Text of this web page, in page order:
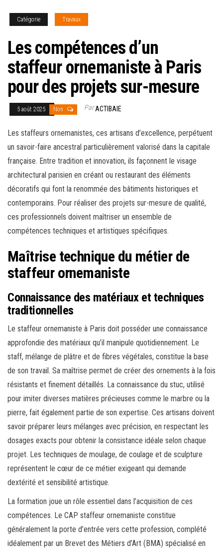
Catégorie Travaux
Les compétences d’un
staffeur ornemaniste à Paris
pour des projets sur-mesure
5 août 2025 Non ParACTIBAIE
Les staffeurs ornemanistes, ces artisans d’excellence, perpétuent
un savoir-faire ancestral particulièrement valorisé dans la capitale
française. Entre tradition et innovation, ils façonnent le visage
architectural parisien en créant ou restaurant des éléments
décoratifs qui font la renommée des bâtiments historiques et
contemporains. Pour réaliser des projets sur-mesure de qualité,
ces professionnels doivent maîtriser un ensemble de
compétences techniques et artistiques spécifiques.
Maîtrise technique du métier de
staffeur ornemaniste
Connaissance des matériaux et techniques
traditionnelles
Le staffeur ornemaniste à Paris doit posséder une connaissance
approfondie des matériaux qu’il manipule quotidiennement. Le
staff, mélange de plâtre et de fibres végétales, constitue la base
de son travail. Sa maîtrise permet de créer des ornements à la fois
résistants et finement détaillés. La connaissance du stuc, utilisé
pour imiter diverses matières précieuses comme le marbre ou la
pierre, fait également partie de son expertise. Ces artisans doivent
savoir préparer leurs mélanges avec précision, en respectant les
dosages exacts pour obtenir la consistance idéale selon chaque
projet. Les techniques de moulage, de coulage et de sculpture
représentent le cœur de ce métier exigeant qui demande
dextérité et sensibilité artistique.
La formation joue un rôle essentiel dans l’acquisition de ces
compétences. Le CAP staffeur ornemaniste constitue
généralement la porte d’entrée vers cette profession, complété
idéalement par un Brevet des Métiers d’Art (BMA) spécialisé en